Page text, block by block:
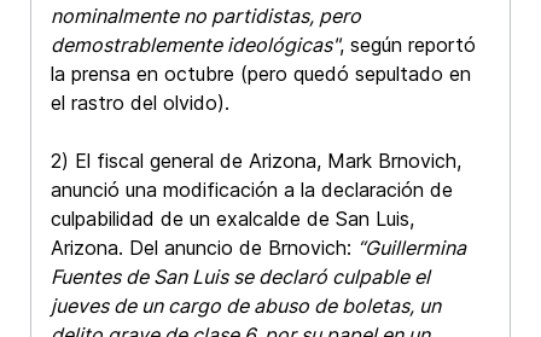
nominalmente no partidistas, pero
demostrablemente ideológicas", según reportó
la prensa en octubre (pero quedó sepultado en
el rastro del olvido).
2) El fiscal general de Arizona, Mark Brnovich,
anunció una modificación a la declaración de
culpabilidad de un exalcalde de San Luis,
Arizona. Del anuncio de Brnovich: “Guillermina
Fuentes de San Luis se declaró culpable el
jueves de un cargo de abuso de boletas, un